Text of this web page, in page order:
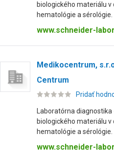
biologického materiálu v
hematológie a sérológie.
www.schneider-
Medikocentrum,
Centrum
Pridať
Laboratórna
biologického materiálu v
hematológie a sérológie.
www.schneider-